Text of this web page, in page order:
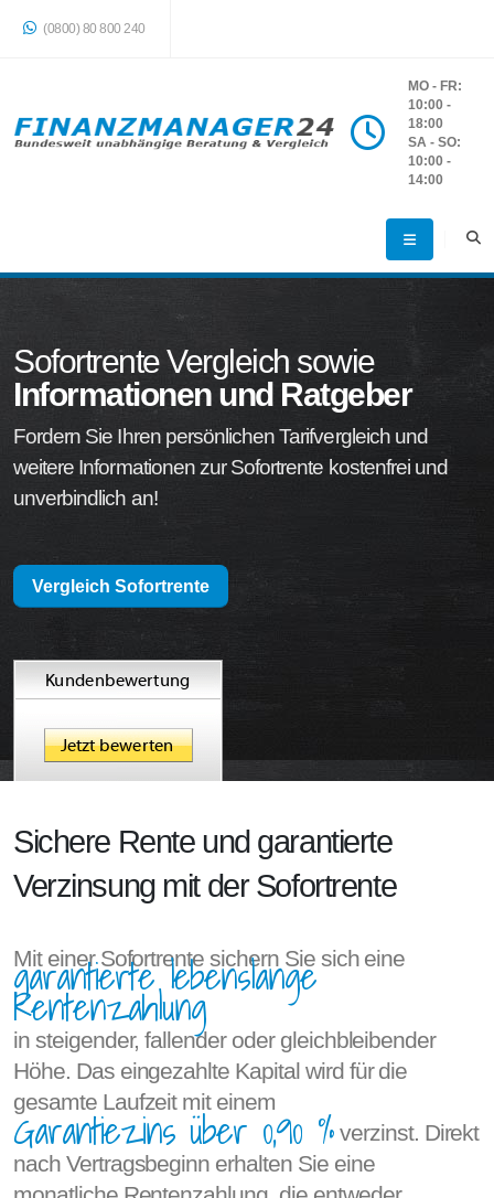
(0800) 80 800 240
MO - FR:
10:00 -
18:00
SA - SO:
10:00 -
14:00
Sofortrente Vergleich sowie
Informationen und Ratgeber
Fordern Sie Ihren persönlichen Tarifvergleich und
weitere Informationen zur Sofortrente kostenfrei und
unverbindlich an!
Vergleich Sofortrente
Sichere Rente und garantierte
Verzinsung mit der Sofortrente
Mit einer Sofortrente sichern Sie sich eine
garantierte lebenslange
Rentenzahlung
in steigender, fallender oder gleichbleibender
Höhe. Das eingezahlte Kapital wird für die
gesamte Laufzeit mit einem
Garantiezins über 0,90 % verzinst. Direkt
nach Vertragsbeginn erhalten Sie eine